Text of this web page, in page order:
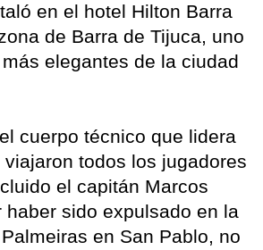
en el hotel Hilton Barra
de Barra de Tijuca, uno
elegantes de la ciudad
cuerpo técnico que lidera
todos los jugadores
el capitán Marcos
haber sido expulsado en la
en San Pablo, no